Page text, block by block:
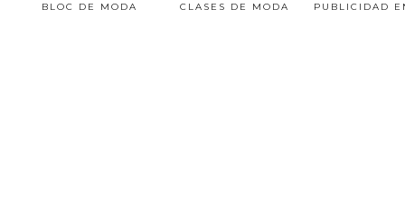
BLOC DE MODA CLASES DE MODA PUBLICIDAD